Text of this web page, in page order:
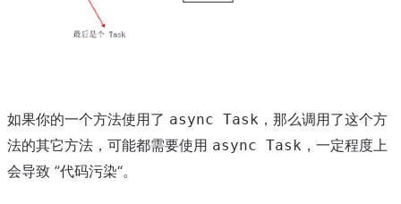
如果你的一个方法使用了 async Task ，那么调用了这个方
法的其它方法，可能都需要使用 async Task ，一定程度上
会导致 ”代码污染“。